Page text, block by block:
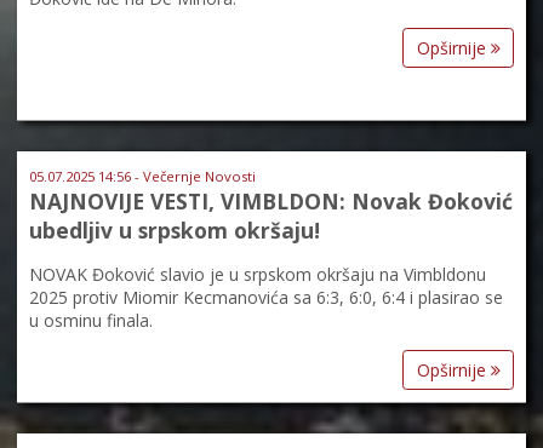
Opširnije
05.07.2025 14:56 - Večernje Novosti
NAJNOVIJE VESTI, VIMBLDON: Novak Đoković
ubedljiv u srpskom okršaju!
NOVAK Đoković slavio je u srpskom okršaju na Vimbldonu
2025 protiv Miomir Kecmanovića sa 6:3, 6:0, 6:4 i plasirao se
u osminu finala.
Opširnije